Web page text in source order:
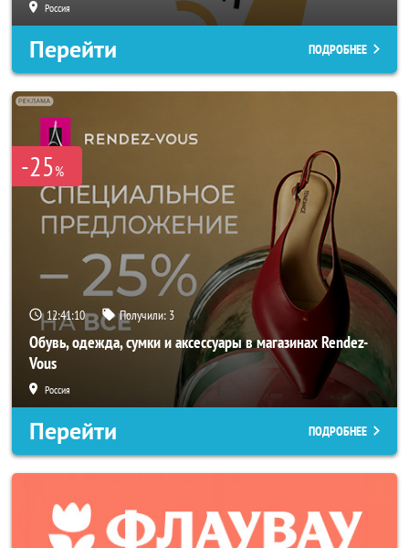
Россия
Перейти ПОДРОБНЕЕ
-25%
12:41:08 Получили: 3
Обувь, одежда, сумки и аксессуары в магазинах Rendez-
Vous
Россия
Перейти ПОДРОБНЕЕ